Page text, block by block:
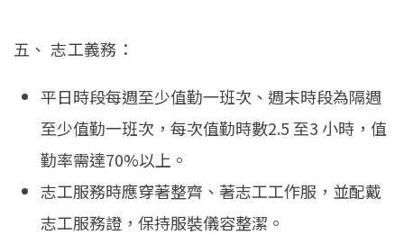
五、 志工義務：
平日時段每週至少值勤一班次、週末時段為隔週
至少值勤一班次，每次值勤時數2.5 至3 小時，值
勤率需達70%以上。
志工服務時應穿著整齊、著志工工作服，並配戴
志工服務證，保持服裝儀容整潔。